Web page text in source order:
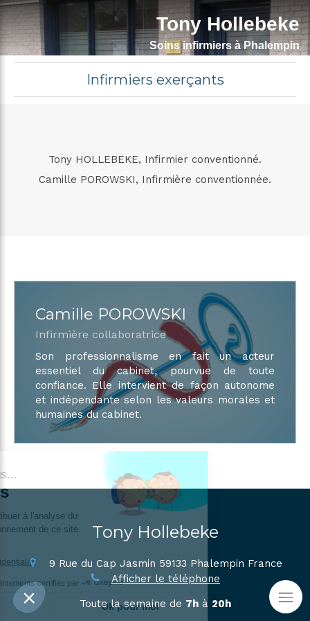
Tony Hollebeke
Soins infirmiers à Phalempin
Infirmiers exerçants
Tony HOLLEBEKE, Infirmier conventionné.
Camille POROWSKI, Infirmière conventionnée.
Camille POROWSKI
Infirmière collaboratrice
Son professionnalisme en fait un acteur
essentiel du cabinet, pourvue de toute
confiance. Elle intervient de façon autonome
et indépendante selon les valeurs morales et
humaines du cabinet.
Tony Hollebeke
9 Rue du Cap Jasmin 59133 Phalempin France
Afficher le téléphone
Toute la semaine de 7hà 20h
nous...
de contribuer à l'analyse du
fonctionnement de ce site.
de confidentialité
Consentements certifiés par
choisis Ok pour moi